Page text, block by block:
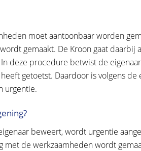
moet aantoonbaar worden
gemaakt. De Kroon gaat
deze procedure betwist de
getoetst. Daardoor is volgens
urgentie.
beweert, wordt urgentie
met de werkzaamheden wordt